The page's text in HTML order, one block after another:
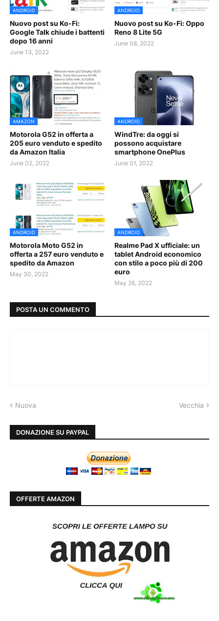
ANDROID
Nuovo post su Ko-Fi:
Google Talk chiude i battenti
dopo 16 anni
June 13, 2022
ANDROID
Nuovo post su Ko-Fi: Oppo
Reno 8 Lite 5G
June 08, 2022
AMAZON
Motorola G52 in offerta a
205 euro venduto e spedito
da Amazon Italia
June 02, 2022
ANDROID
WindTre: da oggi si
possono acquistare
smartphone OnePlus
June 01, 2022
ANDROID
Motorola Moto G52 in
offerta a 257 euro venduto e
spedito da Amazon
May 30, 2022
ANDROID
Realme Pad X ufficiale: un
tablet Android economico
con stilo a poco più di 200
euro
May 26, 2022
POSTA UN COMMENTO
Nuova Vecchia
DONAZIONE SU PAYPAL
OFFERTE AMAZON